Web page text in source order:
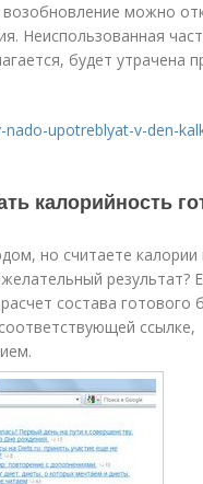
можно
Неиспользованная
будет утрачена
upotreblyat-v-den-
калорийность
но считаете калории
результат?
состава готового
ссылке,